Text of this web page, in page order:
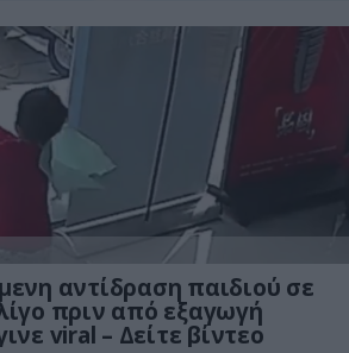
αντίδραση παιδιού σε
πριν από εξαγωγή
viral – Δείτε βίντεο